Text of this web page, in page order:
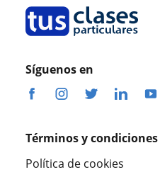
Síguenos en
Términos y condiciones
Política de cookies